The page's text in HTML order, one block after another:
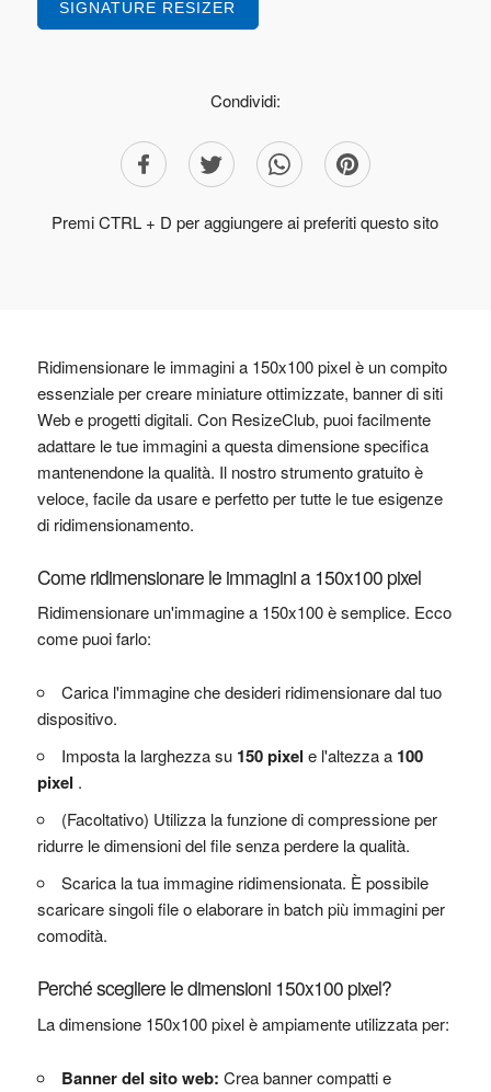
SIGNATURE RESIZER
Condividi:
Premi CTRL + D per aggiungere ai preferiti questo sito
Ridimensionare le immagini a 150x100 pixel è un compito
essenziale per creare miniature ottimizzate, banner di siti
Web e progetti digitali. Con ResizeClub, puoi facilmente
adattare le tue immagini a questa dimensione specifica
mantenendone la qualità. Il nostro strumento gratuito è
veloce, facile da usare e perfetto per tutte le tue esigenze
di ridimensionamento.
Come ridimensionare le immagini a 150x100 pixel
Ridimensionare un'immagine a 150x100 è semplice. Ecco
come puoi farlo:
Carica l'immagine che desideri ridimensionare dal tuo
dispositivo.
Imposta la larghezza su 150 pixel e l'altezza a 100
pixel .
(Facoltativo) Utilizza la funzione di compressione per
ridurre le dimensioni del file senza perdere la qualità.
Scarica la tua immagine ridimensionata. È possibile
scaricare singoli file o elaborare in batch più immagini per
comodità.
Perché scegliere le dimensioni 150x100 pixel?
La dimensione 150x100 pixel è ampiamente utilizzata per:
Banner del sito web: Crea banner compatti e